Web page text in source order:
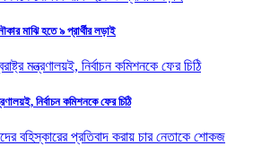
মাঝি হতে ৯ প্রার্থীর লড়াই
নির্বাচন কমিশনকে ফের চিঠি